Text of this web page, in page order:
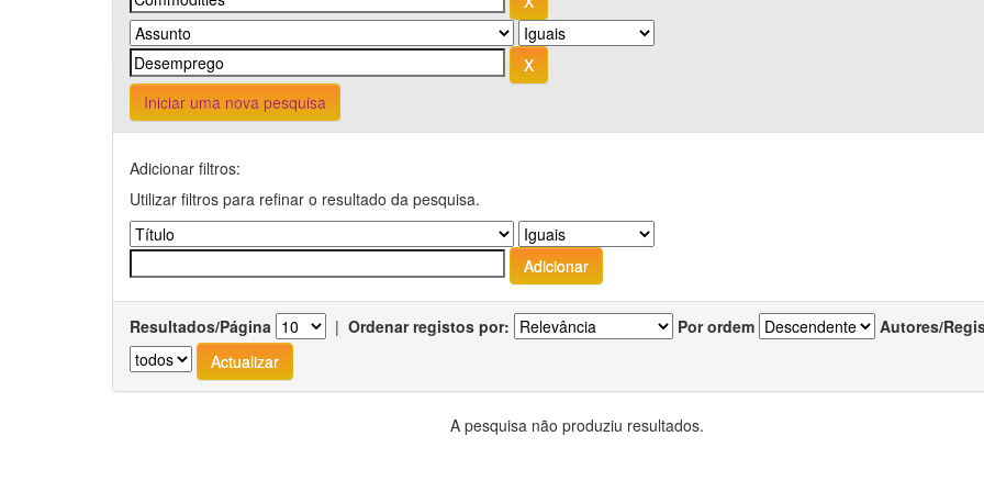
Iniciar uma nova pesquisa
Adicionar filtros:
Utilizar filtros para refinar o resultado da pesquisa.
Resultados/Página | Ordenar registos por: Por ordem Autores/
A pesquisa não produziu resultados.